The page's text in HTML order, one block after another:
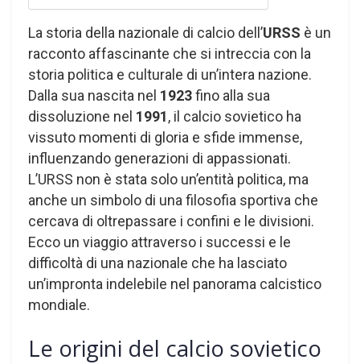
La storia della nazionale di calcio dell’URSS è un
racconto affascinante che si intreccia con la
storia politica e culturale di un’intera nazione.
Dalla sua nascita nel 1923fino alla sua
dissoluzione nel 1991, il calcio sovietico ha
vissuto momenti di gloria e sfide immense,
influenzando generazioni di appassionati.
L’URSS non è stata solo un’entità politica, ma
anche un simbolo di una filosofia sportiva che
cercava di oltrepassare i confini e le divisioni.
Ecco un viaggio attraverso i successi e le
difficoltà di una nazionale che ha lasciato
un’impronta indelebile nel panorama calcistico
mondiale.
Le origini del calcio sovietico